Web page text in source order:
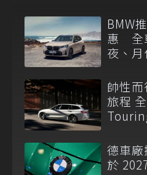
BMW
惠 全
夜、
帥性
旅程
德車廠
於